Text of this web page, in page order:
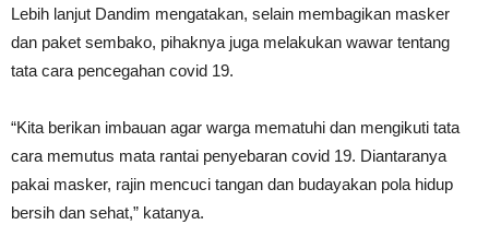
Lebih lanjut Dandim mengatakan, selain membagikan masker
dan paket sembako, pihaknya juga melakukan wawar tentang
tata cara pencegahan covid 19.
“Kita berikan imbauan agar warga mematuhi dan mengikuti tata
cara memutus mata rantai penyebaran covid 19. Diantaranya
pakai masker, rajin mencuci tangan dan budayakan pola hidup
bersih dan sehat,” katanya.